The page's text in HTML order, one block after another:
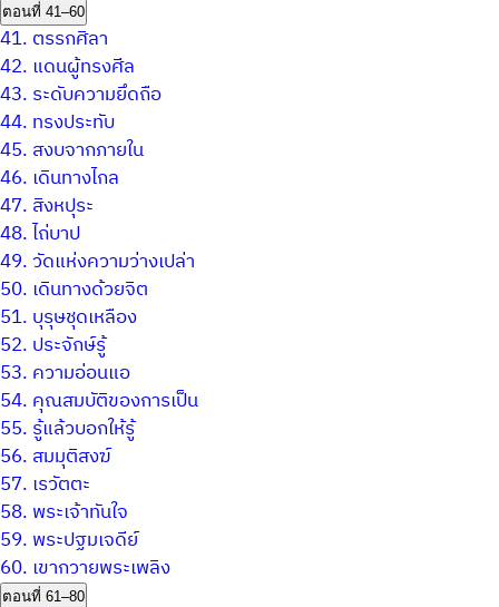
ตอนที่ 41–60
41. ตรรกศิลา
42. แดนผู้ทรงศีล
43. ระดับความยึดถือ
44. ทรงประทับ
45. สงบจากภายใน
46. เดินทางไกล
47. สิงหปุระ
48.ไถ่บาป
49.วัดแห่งความว่างเปล่า
50. เดินทางด้วยจิต
51. บุรุษชุดเหลือง
52. ประจักษ์รู้
53. ความอ่อนแอ
54. คุณสมบัติของการเป็น
55. รู้แล้วบอกให้รู้
56. สมมุติสงฆ์
57. เรวัตตะ
58. พระเจ้าทันใจ
59. พระปฐมเจดีย์
60. เขากวายพระเพลิง
ตอนที่ 61–80